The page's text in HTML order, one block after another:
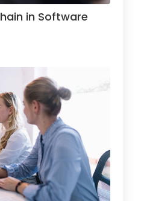
in Software